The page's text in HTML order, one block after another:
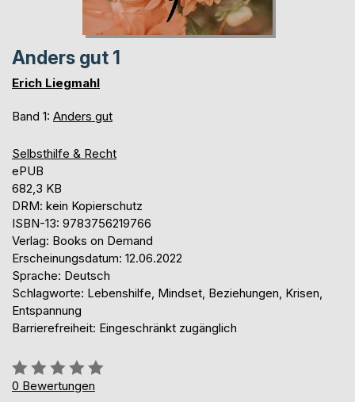
Anders gut 1
Erich Liegmahl
Band 1: Anders gut
Selbsthilfe & Recht
ePUB
682,3 KB
DRM: kein Kopierschutz
ISBN-13: 9783756219766
Verlag: Books on Demand
Erscheinungsdatum: 12.06.2022
Sprache: Deutsch
Schlagworte: Lebenshilfe, Mindset, Beziehungen, Krisen,
Entspannung
Barrierefreiheit: Eingeschränkt zugänglich
Bewertung::
0%
0 Bewertungen